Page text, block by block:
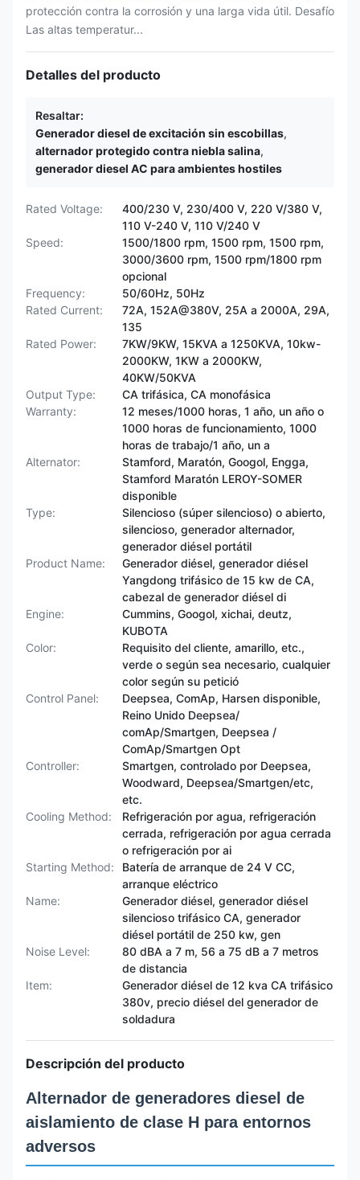
protección contra la corrosión y una larga vida útil. Desafío
Las altas temperatur...
Detalles del producto
Resaltar:
Generador diesel de excitación sin escobillas,
alternador protegido contra niebla salina,
generador diesel AC para ambientes hostiles
Rated Voltage:
400/230 V, 230/400 V, 220 V/380 V,
110 V-240 V, 110 V/240 V
Speed:
1500/1800 rpm, 1500 rpm, 1500 rpm,
3000/3600 rpm, 1500 rpm/1800 rpm
opcional
Frequency:
50/60Hz, 50Hz
Rated Current:
72A, 152A@380V, 25A a 2000A, 29A,
135
Rated Power:
7KW/9KW, 15KVA a 1250KVA, 10kw-
2000KW, 1KW a 2000KW,
40KW/50KVA
Output Type:
CA trifásica, CA monofásica
Warranty:
12 meses/1000 horas, 1 año, un año o
1000 horas de funcionamiento, 1000
horas de trabajo/1 año, un a
Alternator:
Stamford, Maratón, Googol, Engga,
Stamford Maratón LEROY-SOMER
disponible
Type:
Silencioso (súper silencioso) o abierto,
silencioso, generador alternador,
generador diésel portátil
Product Name:
Generador diésel, generador diésel
Yangdong trifásico de 15 kw de CA,
cabezal de generador diésel di
Engine:
Cummins, Googol, xichai, deutz,
KUBOTA
Color:
Requisito del cliente, amarillo, etc.,
verde o según sea necesario, cualquier
color según su petició
Control Panel:
Deepsea, ComAp, Harsen disponible,
Reino Unido Deepsea/
comAp/Smartgen, Deepsea /
ComAp/Smartgen Opt
Controller:
Smartgen, controlado por Deepsea,
Woodward, Deepsea/Smartgen/etc,
etc.
Cooling Method:
Refrigeración por agua, refrigeración
cerrada, refrigeración por agua cerrada
o refrigeración por ai
Starting Method:
Batería de arranque de 24 V CC,
arranque eléctrico
Name:
Generador diésel, generador diésel
silencioso trifásico CA, generador
diésel portátil de 250 kw, gen
Noise Level:
80 dBA a 7 m, 56 a 75 dB a 7 metros
de distancia
Item:
Generador diésel de 12 kva CA trifásico
380v, precio diésel del generador de
soldadura
Descripción del producto
Alternador de generadores diesel de
aislamiento de clase H para entornos
adversos